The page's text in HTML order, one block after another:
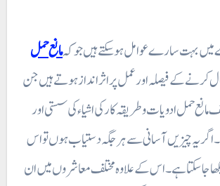
بہت سارے عوامل ہو سکتے ہیں جو کہمانع حمل
کرنے کے فیصلہ اور عمل پر اثر انداز ہوتے ہیں جن
حمل ادویات و طریقہ کار کی اشیاء کی سستی اور
یہ چیزیں آسانی سے ہر جگہ دستیاب ہوں تو اس
جا سکتا ہے۔ اس کے علاوہ مختلف معاشروں میں ان